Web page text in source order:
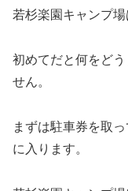
若杉楽園キャンプ
初めてだと何をど
せん。
まずは駐車券を取
に入ります。